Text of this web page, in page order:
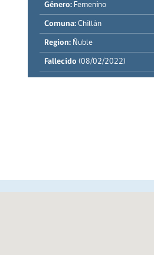
Género: Femenino
Comuna: Chillán
Region: Ñuble
Fallecido (08/02/2022)